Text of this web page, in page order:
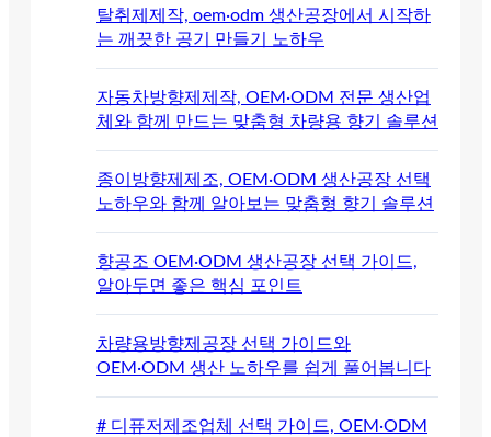
탈취제제작, oem·odm 생산공장에서 시작하
는 깨끗한 공기 만들기 노하우
자동차방향제제작, OEM·ODM 전문 생산업
체와 함께 만드는 맞춤형 차량용 향기 솔루션
종이방향제제조, OEM·ODM 생산공장 선택
노하우와 함께 알아보는 맞춤형 향기 솔루션
향공조 OEM·ODM 생산공장 선택 가이드,
알아두면 좋은 핵심 포인트
차량용방향제공장 선택 가이드와
OEM·ODM 생산 노하우를 쉽게 풀어봅니다
# 디퓨저제조업체 선택 가이드, OEM·ODM